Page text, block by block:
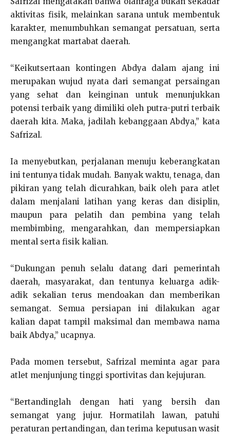
aktivitas fisik, melainkan sarana untuk membentuk
karakter, menumbuhkan semangat persatuan, serta
mengangkat martabat daerah.
“Keikutsertaan kontingen Abdya dalam ajang ini
merupakan wujud nyata dari semangat persaingan
yang sehat dan keinginan untuk menunjukkan
potensi terbaik yang dimiliki oleh putra-putri terbaik
daerah kita. Maka, jadilah kebanggaan Abdya,” kata
Safrizal.
Ia menyebutkan, perjalanan menuju keberangkatan
ini tentunya tidak mudah. Banyak waktu, tenaga, dan
pikiran yang telah dicurahkan, baik oleh para atlet
dalam menjalani latihan yang keras dan disiplin,
maupun para pelatih dan pembina yang telah
membimbing, mengarahkan, dan mempersiapkan
mental serta fisik kalian.
“Dukungan penuh selalu datang dari pemerintah
daerah, masyarakat, dan tentunya keluarga adik-
adik sekalian terus mendoakan dan memberikan
semangat. Semua persiapan ini dilakukan agar
kalian dapat tampil maksimal dan membawa nama
baik Abdya,” ucapnya.
Pada momen tersebut, Safrizal meminta agar para
atlet menjunjung tinggi sportivitas dan kejujuran.
“Bertandinglah dengan hati yang bersih dan
semangat yang jujur. Hormatilah lawan, patuhi
peraturan pertandingan, dan terima keputusan wasit